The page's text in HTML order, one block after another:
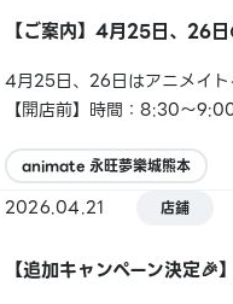
【ご案内】4月25日、26
4月25日、26日はアニメイト
【開店前】時間：8:30～
ます。
animate 永旺夢樂城熊本
2026.04.21 店鋪
【追加キャンペーン決定